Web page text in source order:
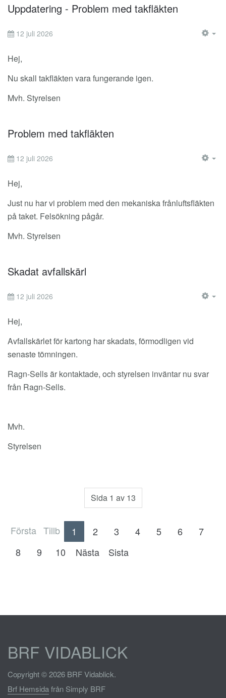
Uppdatering - Problem med takfläkten
12 juli 2026
Hej,
Nu skall takfläkten vara fungerande igen.
Mvh. Styrelsen
Problem med takfläkten
12 juli 2026
Hej,
Just nu har vi problem med den mekaniska frånluftsfläkten
på taket. Felsökning pågår.
Mvh. Styrelsen
Skadat avfallskärl
12 juli 2026
Hej,
Avfallskärlet för kartong har skadats, förmodligen vid
senaste tömningen.
Ragn-Sells är kontaktade, och styrelsen inväntar nu svar
från Ragn-Sells.
Mvh.
Styrelsen
Sida 1 av 13
Första Tillb 1 2 3 4 5 6
7
8
9 10 Nästa Sista
BRF VIDABLICK
Copyright © 2026 BRF Vidablick.
Brf Hemsidafrån Simply BRF